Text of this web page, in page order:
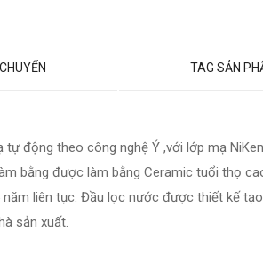
TAG SẢN
động theo công nghệ Ý ,với lớp mạ
bằng được làm bằng Ceramic tuổi thọ
liên tục. Đầu lọc nước được thiết kế
sản xuất.